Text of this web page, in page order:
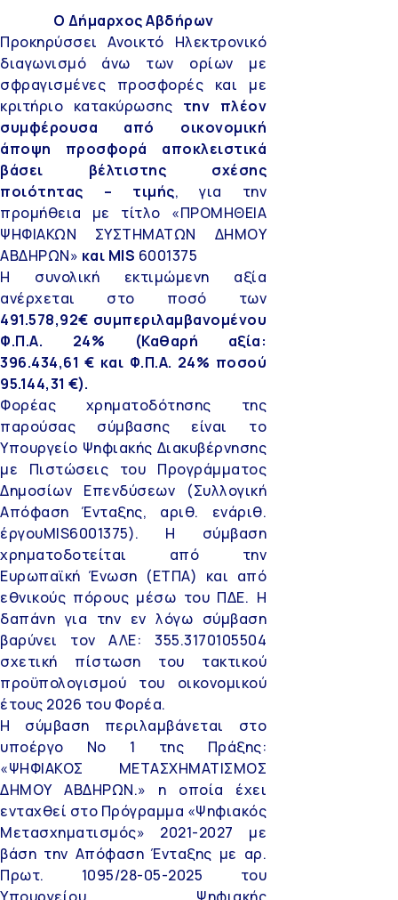
Ο Δήμαρχος Αβδήρων
Προκηρύσσει Ανοικτό Ηλεκτρονικό
διαγωνισμό άνω των ορίων με
σφραγισμένες προσφορές και με
κριτήριο κατακύρωσης την πλέον
συμφέρουσα από οικονομική
άποψη προσφορά αποκλειστικά
βάσει βέλτιστης σχέσης
ποιότητας – τιμής, για την
προμήθεια με τίτλο «ΠΡΟΜΗΘΕΙΑ
ΨΗΦΙΑΚΩΝ ΣΥΣΤΗΜΑΤΩΝ ΔΗΜΟΥ
ΑΒΔΗΡΩΝ» και MIS 6001375
Η συνολική εκτιμώμενη αξία
ανέρχεται στο ποσό των
491.578,92€ συμπεριλαμβανομένου
Φ.Π.Α. 24% (Καθαρή αξία:
396.434,61 € και Φ.Π.Α. 24% ποσού
95.144,31 €).
Φορέας χρηματοδότησης της
παρούσας σύμβασης είναι το
Υπουργείο Ψηφιακής Διακυβέρνησης
με Πιστώσεις του Προγράμματος
Δημοσίων Επενδύσεων (Συλλογική
Απόφαση Ένταξης, αριθ. ενάριθ.
έργουMIS6001375). Η σύμβαση
χρηματοδοτείται από την
Ευρωπαϊκή Ένωση (ΕΤΠΑ) και από
εθνικούς πόρους μέσω του ΠΔΕ. Η
δαπάνη για την εν λόγω σύμβαση
βαρύνει τον ΑΛΕ: 355.3170105504
σχετική πίστωση του τακτικού
προϋπολογισμού του οικονομικού
έτους 2026 του Φορέα.
Η σύμβαση περιλαμβάνεται στο
υποέργο Νο 1 της Πράξης:
«ΨΗΦΙΑΚΟΣ ΜΕΤΑΣΧΗΜΑΤΙΣΜΟΣ
ΔΗΜΟΥ ΑΒΔΗΡΩΝ.» η οποία έχει
ενταχθεί στο Πρόγραμμα «Ψηφιακός
Μετασχηματισμός» 2021-2027 με
βάση την Απόφαση Ένταξης με αρ.
Πρωτ. 1095/28-05-2025 του